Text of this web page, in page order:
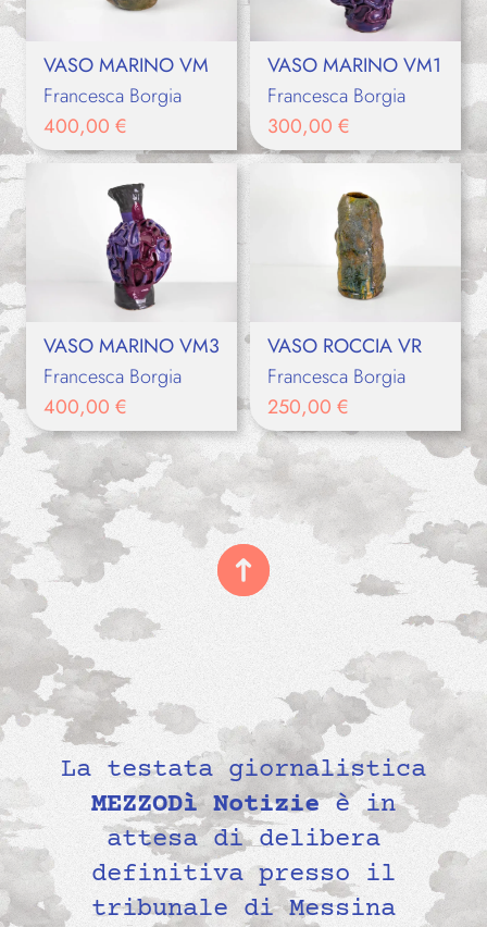
VASO MARINO VM
Francesca Borgia
400,00 €
VASO MARINO VM1
Francesca Borgia
300,00 €
VASO MARINO VM3
Francesca Borgia
400,00 €
VASO ROCCIA VR
Francesca Borgia
250,00 €
La testata giornalistica
MEZZODì Notizieè in
attesa di delibera
definitiva presso il
tribunale di Messina